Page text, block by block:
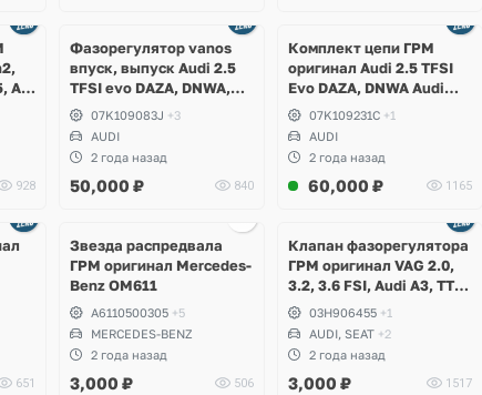
A6,
928
Фазорегулятор vanos
впуск, выпуск Audi 2.5
TFSI evo DAZA, DNWA,
DNWB, RS3 8V, 8Y, TTRS
8S, RSQ3
07K109083J +3
AUDI
2 года назад
50,000 ₽ 840
Комплект цепи ГРМ
оригинал Audi 2.5 TFSI
Evo DAZA, DNWA Audi
RS3 8V, TTRS 8S, RSQ3
3F
07K109231C +1
AUDI
2 года назад
60,000 ₽ 1165
651
Звезда распредвала
ГРМ оригинал Mercedes-
Benz ОM611
A6110500305 +5
MERCEDES-BENZ
2 года назад
3,000 ₽ 506
Клапан фазорегулятора
ГРМ оригинал VAG 2.0,
3.2, 3.6 FSI, Audi A3, TT,
Q7, Volkswagen Golf 5
R32, Jetta, Passat B6
R36, CC, Touareg GP, NF,
Eos, Teramont, Phaeton,
Skoda Octavia A5,
03H906455 +1
AUDI, SEAT +2
2 года назад
3,000 ₽ 1517